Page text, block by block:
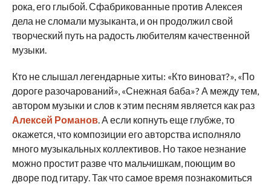
рока, его глыбой. Сфабрикованные против Алексея
дела не сломали музыканта, и он продолжил свой
творческий путь на радость любителям качественной
музыки.
Кто не слышал легендарные хиты: «Кто виноват?», «По
дороге разочарований», «Снежная баба»? А между тем,
автором музыки и слов к этим песням является как раз
Алексей Романов. А если копнуть еще глубже, то
окажется, что композиции его авторства исполняло
много музыкальных коллективов. Но такое незнание
можно простит разве что мальчишкам, поющим во
дворе под гитару. Так что самое время познакомиться